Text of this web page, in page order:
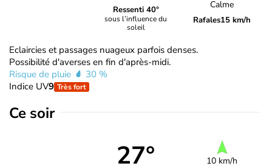
Ressenti 40°
sous l’influence du
soleil
Calme
Rafales15 km/h
Eclaircies et passages nuageux parfois denses.
Possibilité d'averses en fin d'après-midi.
Risque de pluie
30 %
Indice UV9 Très fort
Ce soir
27° 10 km/h